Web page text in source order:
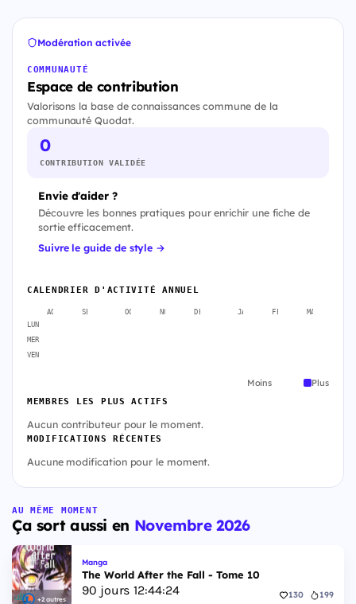
Modération activée
COMMUNAUTÉ
Espace de contribution
Valorisons la base de connaissances commune de la
communauté Quodat.
0
CONTRIBUTION VALIDÉE
Envie d'aider ?
Découvre les bonnes pratiques pour enrichir une fiche de
sortie efficacement.
Suivre le guide de style →
CALENDRIER D'ACTIVITÉ ANNUEL
AOÛT SEPT. OCT. NOV. DÉC. JANV. FÉVR. MARS
LUN
MER
VEN
Moins Plus
MEMBRES LES PLUS ACTIFS
Aucun contributeur pour le moment.
MODIFICATIONS RÉCENTES
Aucune modification pour le moment.
AU MÊME MOMENT
Ça sort aussi en Novembre 2026
+2 autres
Manga
The World After the Fall - Tome 10
90 jours 12:44:23 130 199